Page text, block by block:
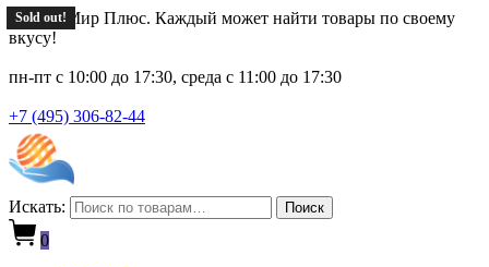
Новый Мир Плюс. Каждый может найти товары по своему
вкусу!
пн-пт с 10:00 до 17:30, среда с 11:00 до 17:30
+7 (495) 306-82-44
Искать: Поиск
0
Sold out!
Sold out!
Sold out!